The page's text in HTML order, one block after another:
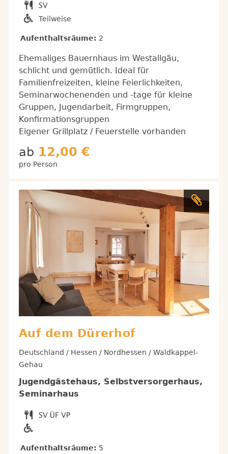
Teilweise
Aufenthaltsräume: 2
Ehemaliges Bauernhaus im Westallgäu,
schlicht und gemütlich. Ideal für
Familienfreizeiten, kleine Feierlichkeiten,
Seminarwochenenden und -tage für kleine
Gruppen, Jugendarbeit, Firmgruppen,
Konfirmationsgruppen
Eigener Grillplatz / Feuerstelle vorhanden
ab 12,00 €
pro Person
Auf dem Dürerhof
Deutschland / Hessen / Nordhessen / Waldkappel-
Gehau
Jugendgästehaus, Selbstversorgerhaus,
Seminarhaus
Aufenthaltsräume: 5